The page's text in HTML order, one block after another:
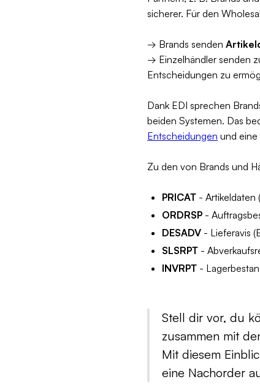
sicherer. Für den
→ Brands senden
→ Einzelhändler senden
Entscheidungen zu
Dank EDI sprechen
beiden Systemen. Das
Entscheidungen und eine
Zu den von Brands und
PRICAT - Artikeldaten
ORDRSP -
DESADV - Lieferavis
SLSRPT -
INVRPT -
Stell dir vor, du
zusammen mit
Mit diesem
eine Nachorder